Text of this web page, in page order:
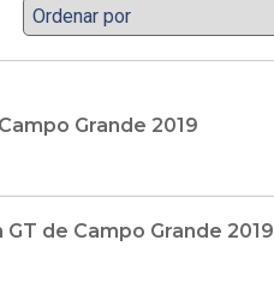
Grande 2019
de Campo Grande 2019